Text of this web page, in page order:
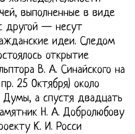
выполненные в виде
другой — несут
идеи. Следом
открытие
В. А. Синайского на
25 Октября) около
Думы, а спустя двадцать
Н. А. Добролюбову
К. И. Росси